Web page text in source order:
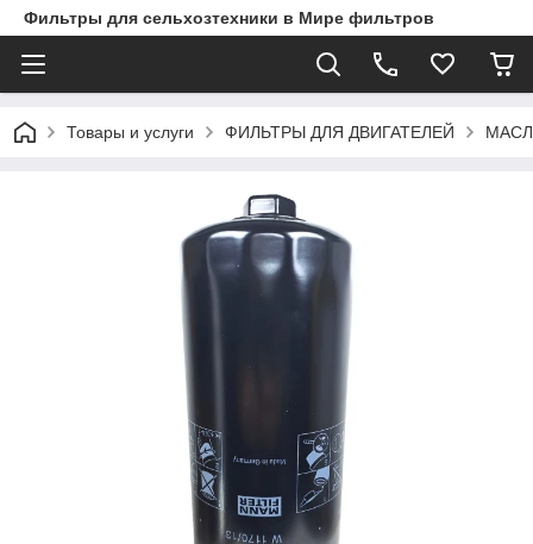
Фильтры для сельхозтехники в Мире фильтров
Товары и услуги ФИЛЬТРЫ ДЛЯ ДВИГАТЕЛЕЙ